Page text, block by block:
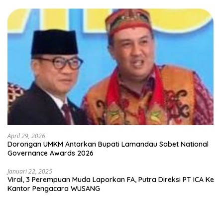
April 29, 2026
Dorongan UMKM Antarkan Bupati Lamandau Sabet National
Governance Awards 2026
Januari 22, 2025
Viral, 3 Perempuan Muda Laporkan FA, Putra Direksi PT ICA Ke
Kantor Pengacara WUSANG